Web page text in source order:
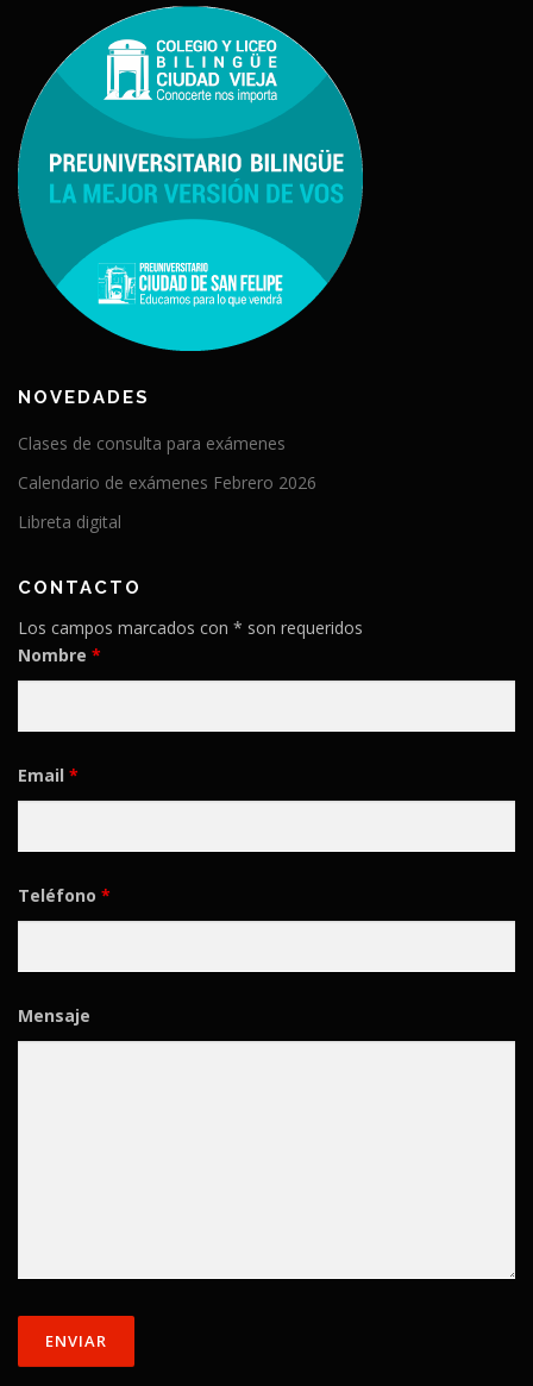
NOVEDADES
Clases de consulta para exámenes
Calendario de exámenes Febrero 2026
Libreta digital
CONTACTO
Los campos marcados con * son requeridos
Nombre *
Email *
Teléfono *
Mensaje